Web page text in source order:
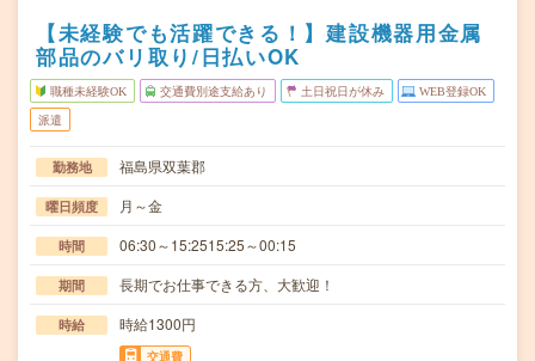
【未経験でも活躍できる！】建設機器用金属
部品のバリ取り/日払いOK
職種未経験OK 交通費別途支給あり 土日祝日が休み WEB登録OK
派遣
勤務地 福島県双葉郡
曜日頻度 月～金
時間 06:30～15:2515:25～00:15
期間 長期でお仕事できる方、大歓迎！
時給 時給1300円
交通費